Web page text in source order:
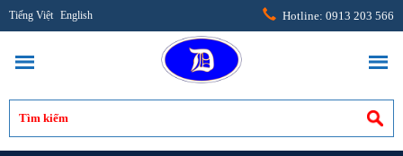
Tiếng Việt English Hotline: 0913 203 566